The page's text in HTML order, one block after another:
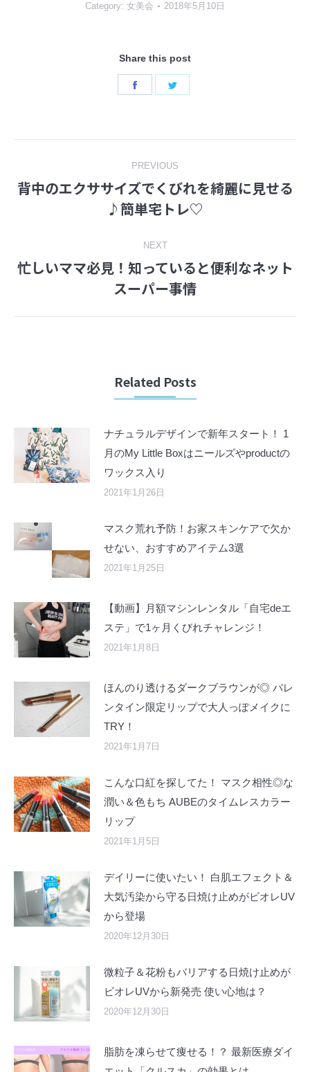
Category: 女美会 2018年5月10日
Share this post
Share
navigation
PREVIOUS
Previous
post:
背中のエクササイズでくびれを綺麗に見せる
♪簡単宅トレ♡
NEXT
Next
post:
忙しいママ必見！知っていると便利なネット
スーパー事情
Related Posts
ナチュラルデザインで新年スタート！ 1
月のMy Little Boxはニールズやproductの
ワックス入り
2021年1月26日
マスク荒れ予防！お家スキンケアで欠か
せない、おすすめアイテム3選
2021年1月25日
【動画】月額マシンレンタル「自宅deエ
ステ」で1ヶ月くびれチャレンジ！
2021年1月8日
ほんのり透けるダークブラウンが◎ バレ
ンタイン限定リップで大人っぽメイクに
TRY！
2021年1月7日
こんな口紅を探してた！ マスク相性◎な
潤い＆色もち AUBEのタイムレスカラー
リップ
2021年1月5日
デイリーに使いたい！ 白肌エフェクト＆
大気汚染から守る日焼け止めがビオレUV
から登場
2020年12月30日
微粒子＆花粉もバリアする日焼け止めが
ビオレUVから新発売 使い心地は？
2020年12月30日
脂肪を凍らせて痩せる！？ 最新医療ダイ